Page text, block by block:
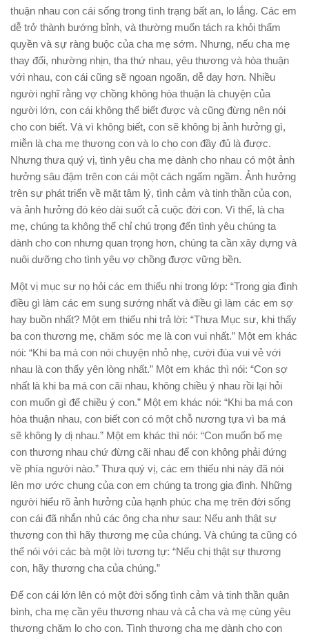
thuận nhau con cái sống trong tình trạng bất an, lo lắng. Các em
dễ trở thành bướng bỉnh, và thường muốn tách ra khỏi thẩm
quyền và sự ràng buộc của cha mẹ sớm. Nhưng, nếu cha mẹ
thay đổi, nhường nhịn, tha thứ nhau, yêu thương và hòa thuận
với nhau, con cái cũng sẽ ngoan ngoãn, dễ dạy hơn. Nhiều
người nghĩ rằng vợ chồng không hòa thuận là chuyện của
người lớn, con cái không thể biết được và cũng đừng nên nói
cho con biết. Và vì không biết, con sẽ không bị ảnh hưởng gì,
miễn là cha mẹ thương con và lo cho con đầy đủ là được.
Nhưng thưa quý vị, tình yêu cha mẹ dành cho nhau có một ảnh
hưởng sâu đậm trên con cái một cách ngấm ngầm. Ảnh hưởng
trên sự phát triển về mặt tâm lý, tình cảm và tinh thần của con,
và ảnh hưởng đó kéo dài suốt cả cuộc đời con. Vì thế, là cha
mẹ, chúng ta không thể chỉ chú trọng đến tình yêu chúng ta
dành cho con nhưng quan trọng hơn, chúng ta cần xây dựng và
nuôi dưỡng cho tình yêu vợ chồng được vững bền.
Một vị mục sư nọ hỏi các em thiếu nhi trong lớp: “Trong gia đình
điều gì làm các em sung sướng nhất và điều gì làm các em sợ
hay buồn nhất? Một em thiếu nhi trả lời: “Thưa Mục sư, khi thấy
ba con thương mẹ, chăm sóc mẹ là con vui nhất.” Một em khác
nói: “Khi ba má con nói chuyện nhỏ nhẹ, cười đùa vui vẻ với
nhau là con thấy yên lòng nhất.” Một em khác thì nói: “Con sợ
nhất là khi ba má con cãi nhau, không chiều ý nhau rồi lại hỏi
con muốn gì để chiều ý con.” Một em khác nói: “Khi ba má con
hòa thuận nhau, con biết con có một chỗ nương tựa vì ba má
sẽ không ly dị nhau.” Một em khác thì nói: “Con muốn bố mẹ
con thương nhau chứ đừng cãi nhau để con không phải đứng
về phía người nào.” Thưa quý vị, các em thiếu nhi này đã nói
lên mơ ước chung của con em chúng ta trong gia đình. Những
người hiểu rõ ảnh hưởng của hạnh phúc cha mẹ trên đời sống
con cái đã nhắn nhủ các ông cha như sau: Nếu anh thật sự
thương con thì hãy thương mẹ của chúng. Và chúng ta cũng có
thể nói với các bà một lời tương tự: “Nếu chị thật sự thương
con, hãy thương cha của chúng.”
Ðể con cái lớn lên có một đời sống tình cảm và tinh thần quân
bình, cha mẹ cần yêu thương nhau và cả cha và mẹ cùng yêu
thương chăm lo cho con. Tình thương cha mẹ dành cho con